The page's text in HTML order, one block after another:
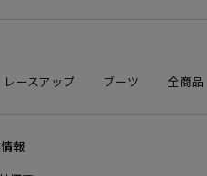
レースアップ ブーツ 全商品
報